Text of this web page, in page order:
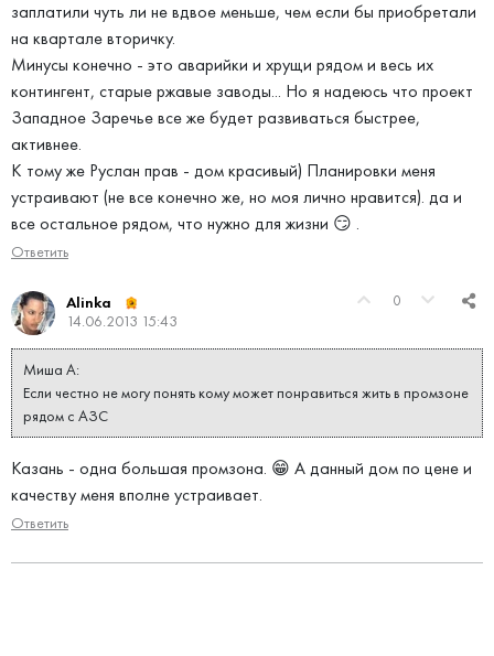
заплатили чуть ли не вдвое меньше, чем если бы приобретали
на квартале вторичку.
Минусы конечно - это аварийки и хрущи рядом и весь их
контингент, старые ржавые заводы... Но я надеюсь что проект
Западное Заречье все же будет развиваться быстрее,
активнее.
К тому же Руслан прав - дом красивый) Планировки меня
устраивают (не все конечно же, но моя лично нравится). да и
все остальное рядом, что нужно для жизни 😏 .
Ответить
0
Alinka
14.06.2013 15:43
Миша А:
Если честно не могу понять кому может понравиться жить в промзоне
рядом с АЗС
Казань - одна большая промзона. 😁 А данный дом по цене и
качеству меня вполне устраивает.
Ответить